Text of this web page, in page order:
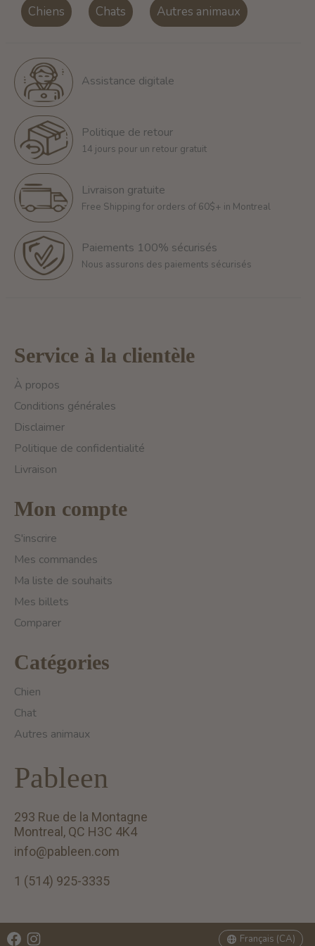
Chiens Chats Autres animaux
Assistance digitale
Politique de retour
14 jours pour un retour gratuit
Livraison gratuite
Free Shipping for orders of 60$+ in Montreal
Paiements 100% sécurisés
Nous assurons des paiements sécurisés
Service à la clientèle
À propos
Conditions générales
Disclaimer
Politique de confidentialité
Livraison
Mon compte
S'inscrire
Mes commandes
Ma liste de souhaits
Mes billets
Comparer
Catégories
Chien
Chat
Autres animaux
Pableen
293 Rue de la Montagne
Montreal, QC H3C 4K4
info@pableen.com
1 (514) 925-3335
Français (CA)